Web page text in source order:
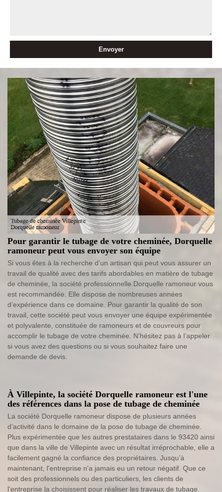
Pour garantir le tubage de votre cheminée, Dorquelle
ramoneur peut vous envoyer son équipe
Si vous êtes à la recherche d’un artisan qui peut vous assurer un
travail de qualité avec des tarifs abordables en matière de tubage
de cheminée, la société professionnelle Dorquelle ramoneur vous
est recommandée. Elle dispose de nombreuses années
d’expérience dans ce domaine. Pour garantir la qualité de son
travail, cette société peut vous envoyer une équipe expérimentée
et polyvalente, constituée de ramoneurs et de couvreurs pour
accomplir le tubage de votre cheminée. N’hésitez pas à l’appeler
si vous avez des questions ou si vous souhaitez faire une
demande de devis.
À Villepinte, la société Dorquelle ramoneur est l'une
des références dans la pose de tubage de cheminée
La société Dorquelle ramoneur dispose de plusieurs années
d’activité dans le domaine de la pose de tubage de cheminée.
Plus expérimentée que les autres prestataires dans le 93420 ainsi
que dans la ville de Villepinte avec un résultat irréprochable, elle a
facilement gagné la confiance des propriétaires. Jusqu’à
maintenant, l'entreprise n'a jamais eu un retour négatif. Que ce
soit des professionnels ou des particuliers, les clients de
l'entreprise la choisissent pour réaliser les travaux de tubage.